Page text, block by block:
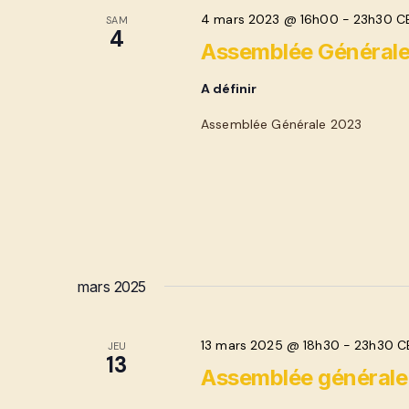
SAM
4 Assemblée
4 mars 2023 @ 16h00 -23h30
A définir
Assemblée Générale 2023
mars 2025
JEU
13 Assemblée générale
13 mars 2025 @ 18h30 -23h30